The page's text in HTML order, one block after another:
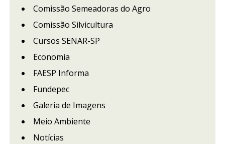
Comissão Semeadoras do Agro
Comissão Silvicultura
Cursos SENAR-SP
Economia
FAESP Informa
Fundepec
Galeria de Imagens
Meio Ambiente
Notícias